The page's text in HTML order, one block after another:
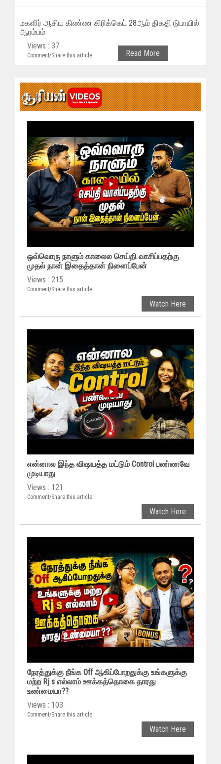
மகளிர் ஆசிய கிண்ண கிரிக்கெட் 28ஆம் திகதி டுபாயில்
ஆரம்பம்.
Views : 37
Comment/Share this article Read More
ஒவ்வொரு நாளும் காலைல செய்தி வாசிப்பதற்கு
முதல் நான் இதைத்தான் நினைப்பேன்
Views : 215
Comment/Share this article
Watch Here
என்னால இந்த விஷயத்த மட்டும் Control பண்ணவே
முடியாது
Views : 121
Comment/Share this article
Watch Here
நேரத்துக்கு நீங்க Off ஆகிப்போறதுக்கு உங்களுக்கு
மற்ற Rj s எல்லாம் ஊக்கத்தொகை தாரது
உண்மையா??
Views : 103
Comment/Share this article
Watch Here